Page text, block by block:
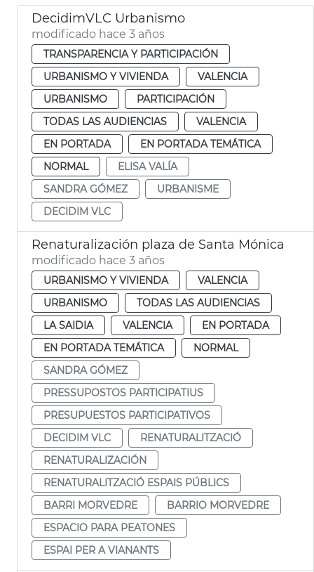
DecidimVLC Urbanismo
modificado hace 3 años
TRANSPARENCIA Y PARTICIPACIÓN
URBANISMO Y VIVIENDA
VALENCIA
URBANISMO
PARTICIPACIÓN
TODAS LAS AUDIENCIAS
VALENCIA
EN PORTADA
EN PORTADA TEMÁTICA
NORMAL
ELISA VALÍA
SANDRA GÓMEZ
URBANISME
DECIDIM VLC
Renaturalización plaza de Santa Mónica
modificado hace 3 años
URBANISMO Y VIVIENDA
VALENCIA
URBANISMO
TODAS LAS AUDIENCIAS
LA SAIDIA
VALENCIA
EN PORTADA
EN PORTADA TEMÁTICA
NORMAL
SANDRA GÓMEZ
PRESSUPOSTOS PARTICIPATIUS
PRESUPUESTOS PARTICIPATIVOS
DECIDIM VLC
RENATURALITZACIÓ
RENATURALIZACIÓN
RENATURALITZACIÓ ESPAIS PÚBLICS
BARRI MORVEDRE
BARRIO MORVEDRE
ESPACIO PARA PEATONES
ESPAI PER A VIANANTS